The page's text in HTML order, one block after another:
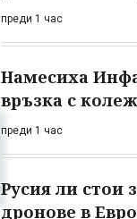
преди 1 час
Намесиха
връзка с
преди 1 час
Русия ли стои
дронове в